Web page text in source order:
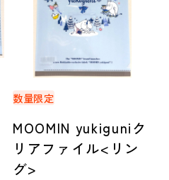
数量限定
MOOMIN yukiguniク
リアファイル<リン
グ>